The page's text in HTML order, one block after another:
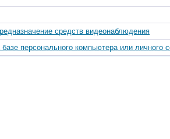
средств видеонаблюдения
персонального компьютера или личного